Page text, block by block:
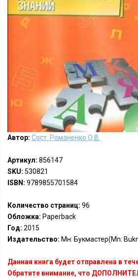
Автор: Сост. Романенко О.В.
Артикул: 856147
SKU: 530821
ISBN: 9789855701584
Количество страниц: 96
Обложка: Paperback
Год: 2015
Издательство: Мн: Букмастер(Mn:
Данная книга будет отправлена в
Обратите внимание, что